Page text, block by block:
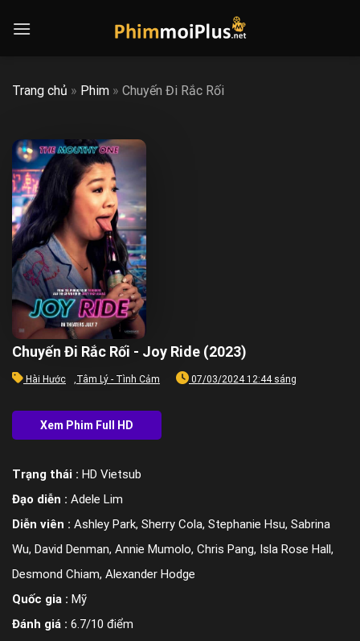
Trang chủ » Phim » Chuyến Đi Rắc Rối
Chuyến Đi Rắc Rối - Joy Ride (2023)
Hài Hước ,Tâm Lý - Tình Cảm 07/03/2024 12:44 sáng
Trạng thái : HD Vietsub
Đạo diễn : Adele Lim
Diễn viên : Ashley Park, Sherry Cola, Stephanie Hsu, Sabrina
Wu, David Denman, Annie Mumolo, Chris Pang, Isla Rose Hall,
Desmond Chiam, Alexander Hodge
Quốc gia : Mỹ
Đánh giá : 6.7/10 điểm